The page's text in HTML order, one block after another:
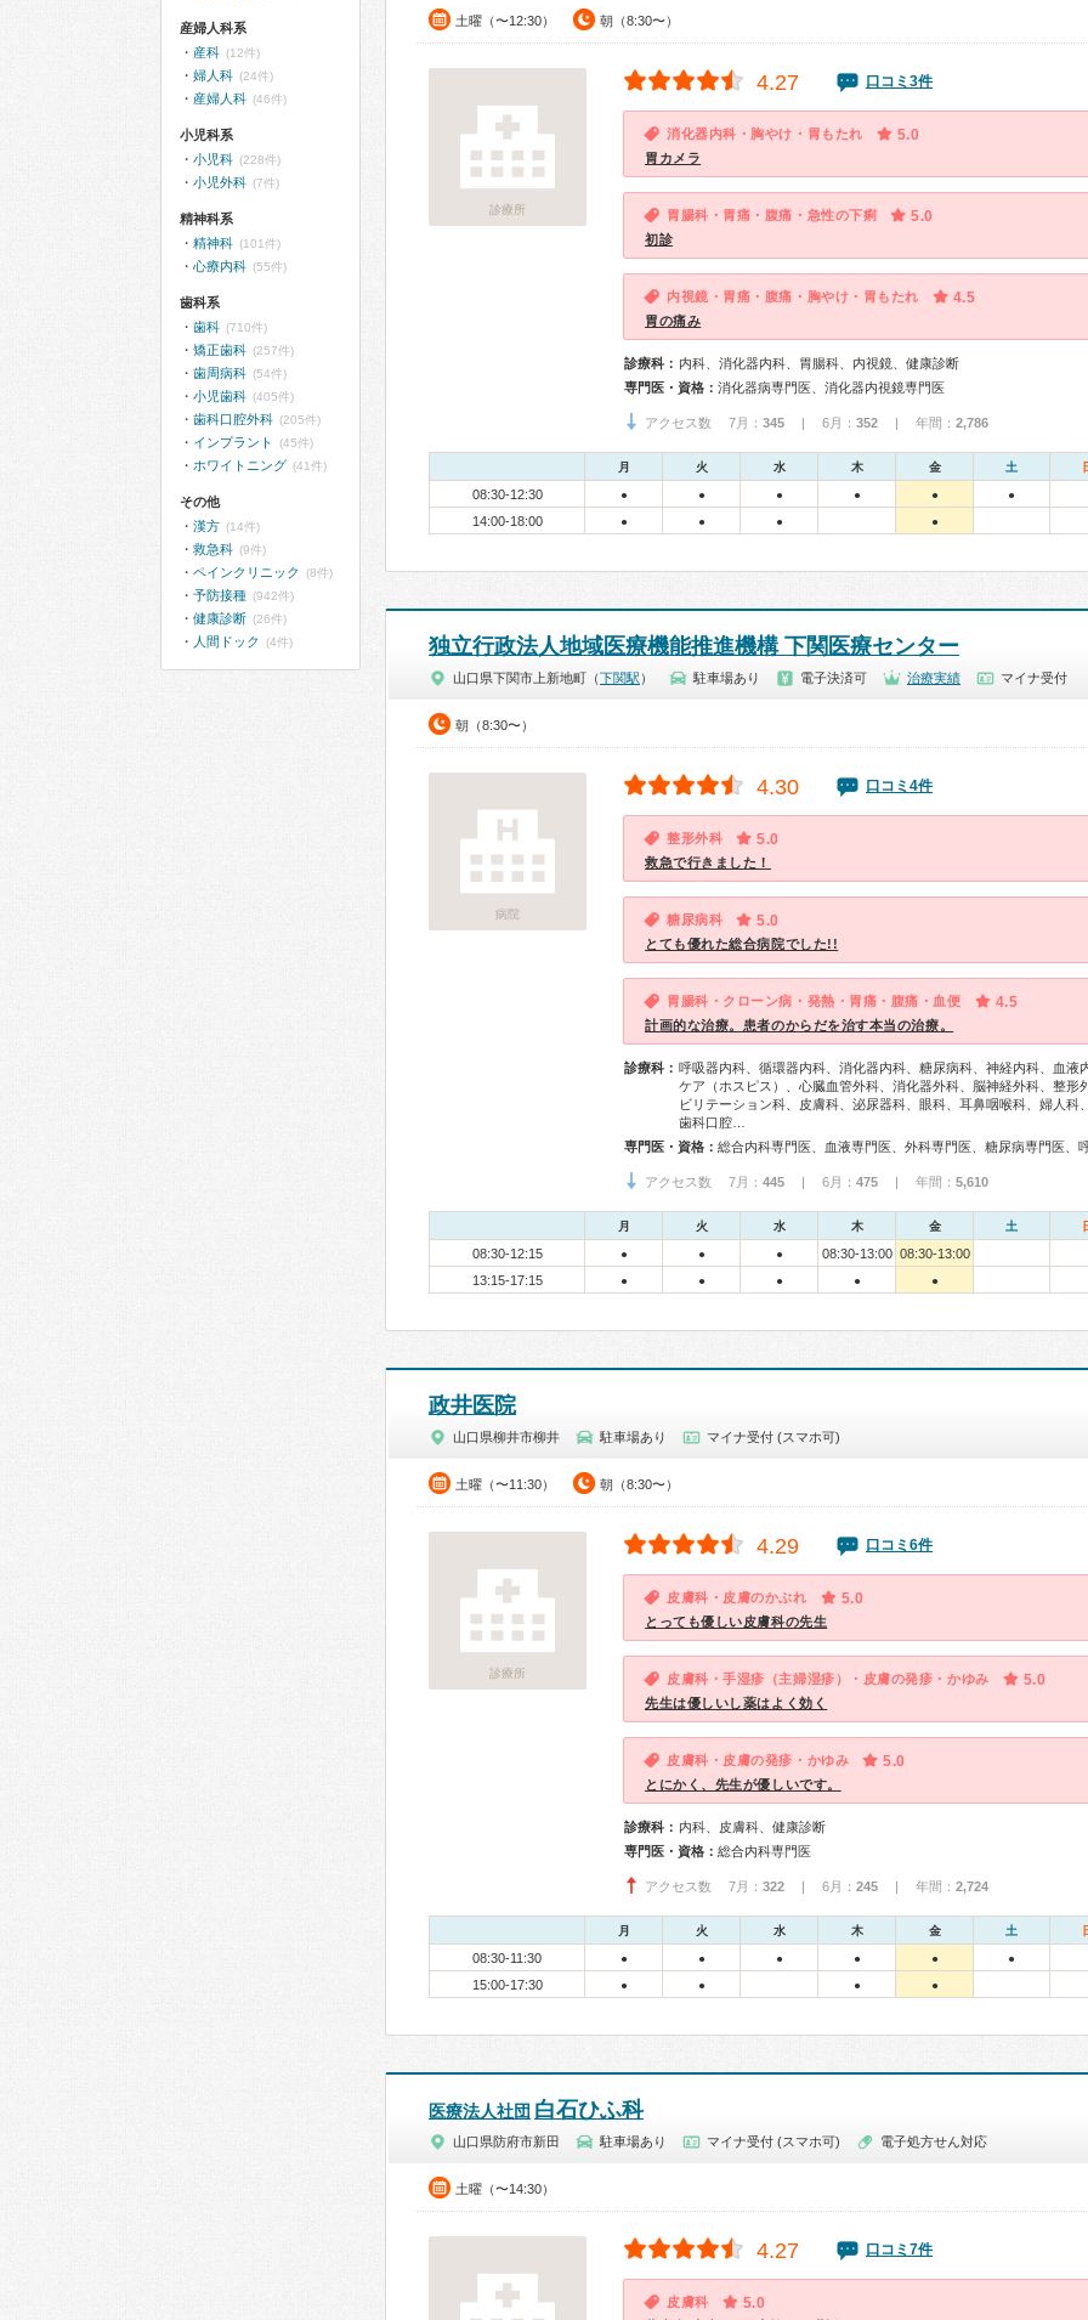
土曜（〜12:30） 朝（8:30〜）
診療所
4.27 口コミ3件
消化器内科・胸やけ・胃もたれ 5.0
胃カメラ
胃腸科・胃痛・腹痛・急性の下痢 5.0
初診
内視鏡・胃痛・腹痛・胸やけ・胃もたれ 4.5
胃の痛み
診療科： 内科、消化器内科、胃腸科、内視鏡、健康診断
専門医・資格： 消化器病専門医、消化器内視鏡専門医
アクセス数 7月： 345 | 6月： 352 | 年間： 2,786
月 火 水 木 金 土
08:30-12:30 ● ● ● ● ● ●
14:00-18:00 ● ● ● ●
独立行政法人地域医療機能推進機構 下関医療センター
山口県下関市上新地町（下関駅 ） 駐車場あり 電子決済可 治療実績 マイナ受付
朝（8:30〜）
病院
4.30 口コミ4件
整形外科 5.0
救急で行きました！
糖尿病科 5.0
とても優れた総合病院でした!!
胃腸科・クローン病・発熱・胃痛・腹痛・血便 4.5
計画的な治療。患者のからだを治す本当の治療。
診療科： 呼吸器内科、循環器内科、消化器内科、糖尿病科、神経内科、血液
ケア（ホスピス）、心臓血管外科、消化器外科、脳神経外科、整形
ビリテーション科、皮膚科、泌尿器科、眼科、耳鼻咽喉科、婦人科
歯科口腔…
専門医・資格：
アクセス数 7月： 445 | 6月： 475 | 年間： 5,610
月 火 水 木 金 土
08:30-12:15 ● ● ● 08:30-13:00 08:30-13:00
13:15-17:15
● ● ● ● ●
政井医院
山口県柳井市柳井 駐車場あり マイナ受付 (スマホ可)
土曜（〜11:30） 朝（8:30〜）
診療所
4.29 口コミ6件
皮膚科・皮膚のかぶれ 5.0
とっても優しい皮膚科の先生
皮膚科・手湿疹（主婦湿疹）・皮膚の発疹・かゆみ 5.0
先生は優しいし薬はよく効く
皮膚科・皮膚の発疹・かゆみ 5.0
とにかく、先生が優しいです。
診療科： 内科、皮膚科、健康診断
専門医・資格： 総合内科専門医
アクセス数 7月： 322 | 6月： 245 | 年間： 2,724
月 火 水 木 金 土
08:30-11:30 ● ● ● ● ● ●
15:00-17:30 ● ● ● ●
医療法人社団 白石ひふ科
山口県防府市新田 駐車場あり マイナ受付 (スマホ可) 電子処方せん対応
土曜（〜14:30）
4.27 口コミ7件
皮膚科 5.0
産婦人科系
産科 (12件)
婦人科 (24件)
産婦人科 (46件)
小児科系
小児科 (228件)
小児外科 (7件)
精神科系
精神科 (101件)
心療内科 (55件)
歯科系
歯科 (710件)
矯正歯科 (257件)
歯周病科 (54件)
小児歯科 (405件)
歯科口腔外科 (205件)
インプラント (45件)
ホワイトニング (41件)
その他
漢方 (14件)
救急科 (9件)
ペインクリニック (8件)
予防接種 (942件)
健康診断 (26件)
人間ドック (4件)